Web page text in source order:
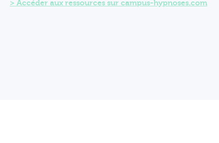
Accéder aux ressources sur campus-hypnoses.com